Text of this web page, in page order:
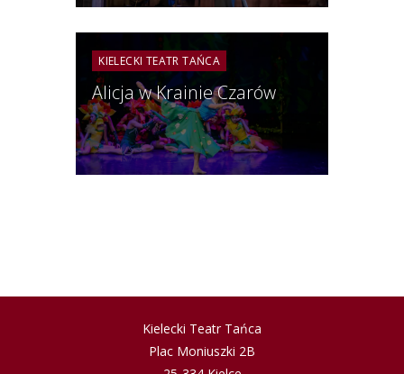
KIELECKI TEATR TAŃCA
Alicja w Krainie Czarów
Kielecki Teatr Tańca
Plac Moniuszki 2B